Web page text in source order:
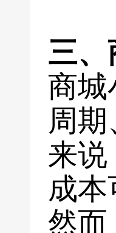
三、
商城
周
来说
成
然而